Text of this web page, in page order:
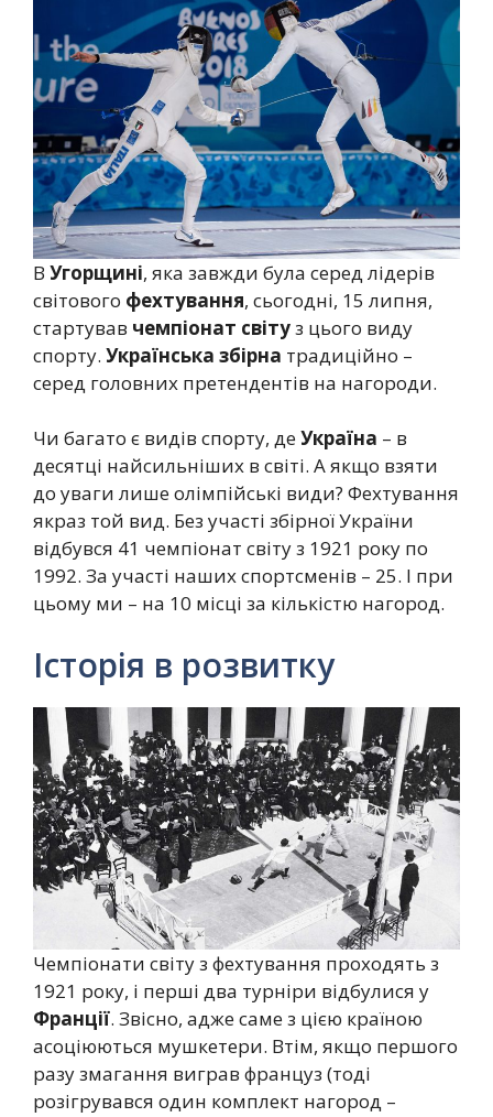
В Угорщині, яка завжди була серед лідерів
світового фехтування, сьогодні, 15 липня,
стартував чемпіонат світуз цього виду
спорту. Українська збірна традиційно –
серед головних претендентів на нагороди.
Чи багато є видів спорту, деУкраїна – в
десятці найсильніших в світі. А якщо взяти
до уваги лише олімпійські види? Фехтування
якраз той вид. Без участі збірної України
відбувся 41 чемпіонат світу з 1921 року по
1992. За участі наших спортсменів – 25. І при
цьому ми – на 10 місці за кількістю нагород.
Історія в розвитку
Чемпіонати світу з фехтування проходять з
1921 року, і перші два турніри відбулися у
Франції. Звісно, адже саме з цією країною
асоціюються мушкетери. Втім, якщо першого
разу змагання виграв француз (тоді
розігрувався один комплект нагород –